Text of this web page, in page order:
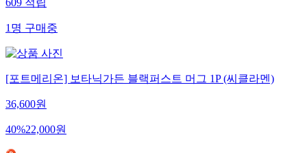
609적립
1명구매중
[포트메리온] 보타닉가든 블랙퍼스트 머그 1P (씨클라멘)
36,600원
40%22,000원